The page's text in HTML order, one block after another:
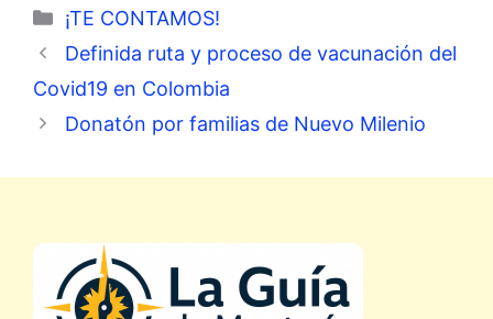
Categorías
¡TE CONTAMOS!
Definida ruta y proceso de vacunación del
Covid19 en Colombia
Donatón por familias de Nuevo Milenio